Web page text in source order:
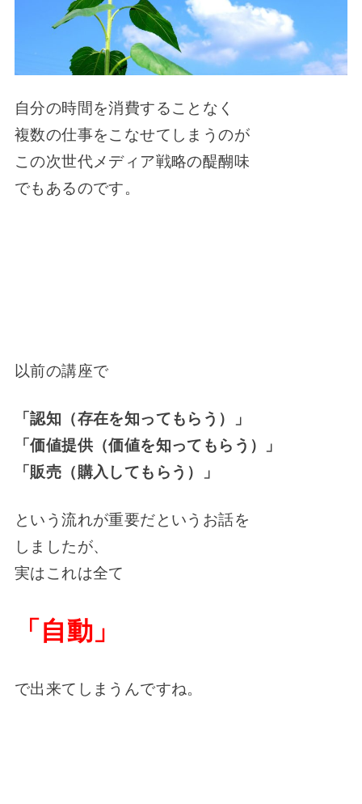
自分の時間を消費することなく
複数の仕事をこなせてしまうのが
この次世代メディア戦略の醍醐味
でもあるのです。
以前の講座で
「認知（存在を知ってもらう）」
「価値提供（価値を知ってもらう）」
「販売（購入してもらう）」
という流れが重要だというお話を
しましたが、
実はこれは全て
「自動」
で出来てしまうんですね。